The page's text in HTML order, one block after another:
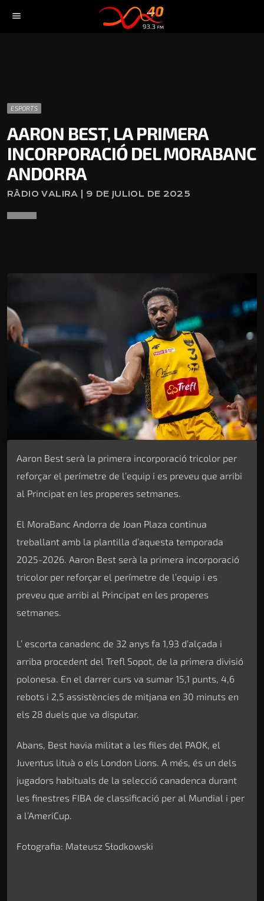
menu
ESPORTS
AARON BEST, LA PRIMERA
INCORPORACIÓ DEL MORABANC
ANDORRA
RÀDIO VALIRA | 9 DE JULIOL DE 2025
Aaron Best serà la primera incorporació tricolor per
reforçar el perímetre de l’equip i es preveu que arribi
al Principat en les properes setmanes.
El MoraBanc Andorra de Joan Plaza continua
treballant amb la plantilla d’aquesta temporada
2025-2026. Aaron Best serà la primera incorporació
tricolor per reforçar el perímetre de l’equip i es
preveu que arribi al Principat en les properes
setmanes.
L’ escorta canadenc de 32 anys fa 1,93 d’alçada i
arriba procedent del Trefl Sopot, de la primera divisió
polonesa. En el darrer curs va sumar 15,1 punts, 4,6
rebots i 2,5 assistències de mitjana en 30 minuts en
els 28 duels que va disputar.
Abans, Best havia militat a les files del PAOK, el
Juventus lituà o els London Lions. A més, és un dels
jugadors habituals de la selecció canadenca durant
les finestres FIBA de classificació per al Mundial i per
a l’AmeriCup.
Fotografia: Mateusz Słodkowski